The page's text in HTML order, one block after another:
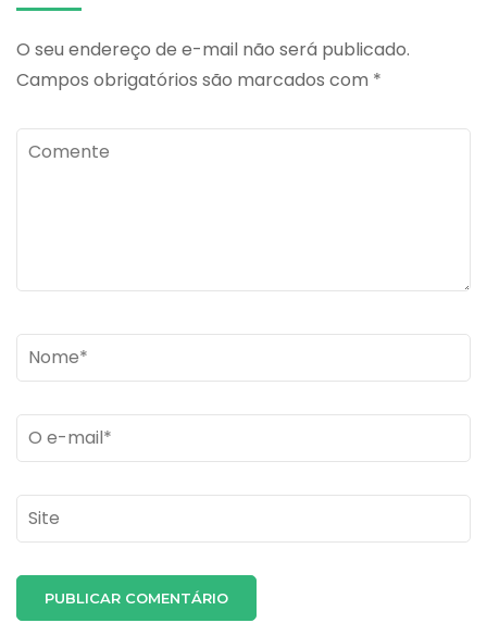
O seu endereço de e-mail não será publicado.
Campos obrigatórios são marcados com *
Comente
Name*
Email *
Site